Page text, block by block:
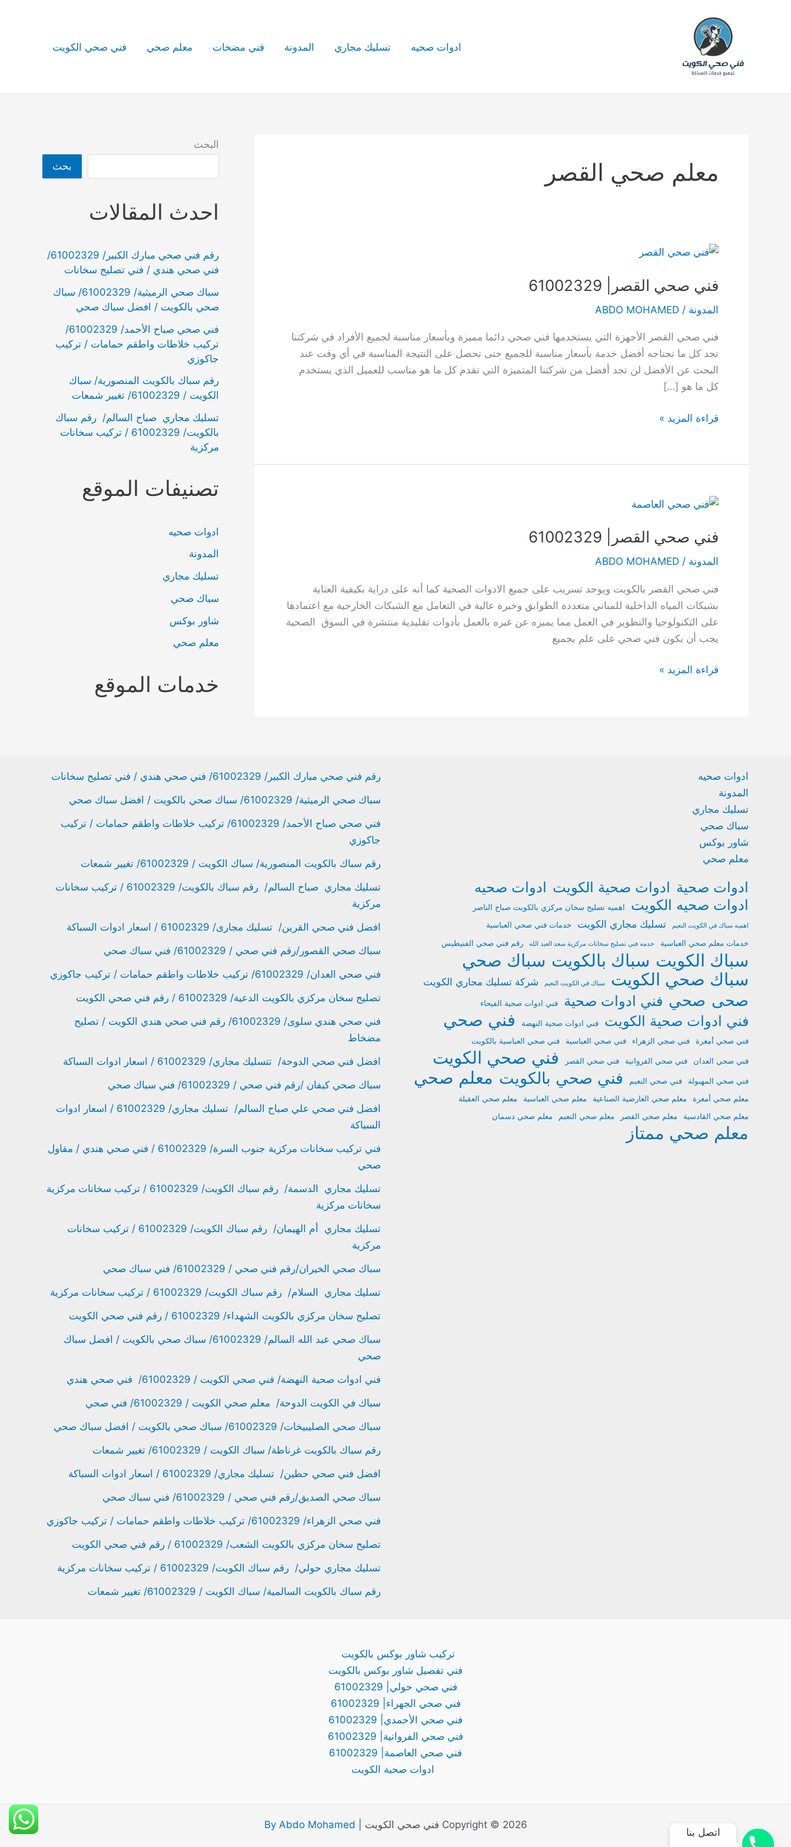
ادوات صحيه تسليك مجاري المدونة فني مضخات معلم صحي فني صحي الكويت
معلم صحي القصر
فني صحي القصر| 61002329
المدونة /
ABDO MOHAMED
فني صحي القصر الأجهزة التي يستخدمها فني صحي دائما مميزة وبأسعار مناسبة لجميع الأفراد في شركتنا
تجد كل ما تحتاجه أفضل خدمة بأسعار مناسبة للجميع حتى تحصل على النتيجة المناسبة في أي وقت عند
البحث عن الأفضل لن تجد أفضل من شركتنا المتميزة التي تقدم كل ما هو مناسب للعميل الذي يستخدم
كل ما هو […]
فني
61002329
قراءة المزيد »
فني صحي القصر| 61002329
المدونة /
ABDO MOHAMED
فني صحي القصر بالكويت ويوجد تسريب على جميع الادوات الصحية كما أنه على دراية بكيفية العناية
بشبكات المياه الداخلية للمباني متعددة الطوابق وخبرة عالية في التعامل مع الشبكات الخارجية مع اعتمادها
على التكنولوجيا والتطوير في العمل مما يميزه عن غيره بالعمل بأدوات تقليدية منتشرة في السوق الصحية
يجب أن يكون فني صحي على علم بجميع
فني
قراءة المزيد »
البحث
بحث
احدث المقالات
رقم فني صحي مبارك الكبير/ 61002329/
فني صحي هندي / فني تصليح سخانات
سباك صحي الرميثية/ 61002329/ سباك
صحي بالكويت / افضل سباك صحي
فني صحي صباح الأحمد/ 61002329/
تركيب خلاطات واطقم حمامات / تركيب
جاكوزي
رقم سباك بالكويت المنصورية/ سباك
الكويت / 61002329/ تغيير شمعات
تسليك مجاري صباح السالم/ رقم سباك
بالكويت/ 61002329 / تركيب سخانات
مركزية
تصنيفات الموقع
ادوات صحيه
المدونة
تسليك مجاري
سباك صحي
شاور بوكس
معلم صحي
خدمات الموقع
ادوات صحيه
المدونة
تسليك مجاري
سباك صحي
شاور بوكس
معلم صحي
ادوات صحية ادوات صحية الكويت ادوات صحيه
ادوات صحيه الكويت
اهميه تصليح سخان مركزي بالكويت صباح الناصر
اهميه سباك في الكويت النعيم تسليك مجاري الكويت خدمات فني صحي العباسية
خدمات معلم صحي العباسية خدمه فني تصليح سخانات مركزية سعد العبد الله رقم فني صحي الفنيطيس
سباك الكويت سباك بالكويت سباك صحي
سباك صحي الكويت
سباك في الكويت النعيم شركة تسليك مجاري الكويت
صحى صحي فني ادوات صحية فني ادوات صحية الفيحاء
فني ادوات صحية الكويت فني ادوات صحية النهضة فني صحي
فني صحي أمغرة فني صحي الزهراء فني صحي العباسية فني صحي العباسية بالكويت
فني صحي العدان فني صحي الفروانية فني صحي القصر فني صحي الكويت
فني صحي المهبولة فني صحي النعيم فني صحي بالكويت معلم صحي
معلم صحي أمغرة معلم صحي العارضية الصناعية معلم صحي العباسية
معلم صحي العقيلة
معلم صحي القادسية
معلم صحي القصر معلم صحي النعيم معلم صحي دسمان
معلم صحي ممتاز
رقم فني صحي مبارك الكبير/ 61002329/ فني صحي هندي / فني تصليح سخانات
سباك صحي الرميثية/ 61002329/ سباك صحي بالكويت / افضل سباك صحي
فني صحي صباح الأحمد/ 61002329/ تركيب خلاطات واطقم حمامات / تركيب
جاكوزي
رقم سباك بالكويت المنصورية/ سباك الكويت / 61002329/ تغيير شمعات
تسليك مجاري صباح السالم/ رقم سباك بالكويت/ 61002329 / تركيب سخانات
مركزية
افضل فني صحي القرين/ تسليك مجارى/ 61002329 / اسعار ادوات السباكة
سباك صحي القصور/رقم فني صحي / 61002329/ فني سباك صحي
فني صحي العدان/ 61002329/ تركيب خلاطات واطقم حمامات / تركيب جاكوزي
تصليح سخان مركزي بالكويت الدعية/ 61002329 / رقم فني صحي الكويت
فني صحي هندي سلوى/ 61002329/ رقم فني صحي هندي الكويت / تصليح
مضخاط
افضل فني صحي الدوحة/ تتسليك مجاري/ 61002329 / اسعار ادوات السباكة
سباك صحي كيفان /رقم فني صحي / 61002329/ فني سباك صحي
افضل فني صحي علي صباح السالم/ تسليك مجاري/ 61002329 / اسعار ادوات
السباكة
فني تركيب سخانات مركزية جنوب السرة/ 61002329 / فني صحي هندي / مقاول
صحي
تسليك مجاري الدسمة/ رقم سباك الكويت/ 61002329 / تركيب سخانات مركزية
سخانات مركزية
تسليك مجاري أم الهيمان/ رقم سباك الكويت/ 61002329 / تركيب سخانات
مركزية
سباك صحي الخيران/رقم فني صحي / 61002329/ فني سباك صحي
تسليك مجاري السلام/ رقم سباك الكويت/ 61002329 / تركيب سخانات مركزية
تصليح سخان مركزي بالكويت الشهداء/ 61002329 / رقم فني صحي الكويت
سباك صحي عبد الله السالم/ 61002329/ سباك صحي بالكويت / افضل سباك
صحي
فني ادوات صحية النهضة/ فني صحي الكويت / 61002329/ فني صحي هندي
سباك في الكويت الدوحة/ معلم صحي الكويت / 61002329/ فني صحي
سباك صحي الصليبيخات/ 61002329/ سباك صحي بالكويت / افضل سباك صحي
رقم سباك بالكويت غرناطة/ سباك الكويت / 61002329/ تغيير شمعات
افضل فني صحي حطين/ تسليك مجاري/ 61002329 / اسعار ادوات السباكة
سباك صحي الصديق/رقم فني صحي / 61002329/ فني سباك صحي
فني صحي الزهراء/ 61002329/ تركيب خلاطات واطقم حمامات / تركيب جاكوزي
تصليح سخان مركزي بالكويت الشعب/ 61002329 / رقم فني صحي الكويت
تسليك مجاري حولي/ رقم سباك الكويت/ 61002329 / تركيب سخانات مركزية
رقم سباك بالكويت السالمية/ سباك الكويت / 61002329/ تغيير شمعات
تركيب شاور بوكس بالكويت
فني تفصيل شاور بوكس بالكويت
فني صحي حولي| 61002329
فني صحي الجهراء| 61002329
فني صحي الأحمدي| 61002329
فني صحي الفروانية| 61002329
فني صحي العاصمة| 61002329
ادوات صحية الكويت
Copyright © 2026 فني صحي الكويت | By Abdo Mohamed
اتصل بنا